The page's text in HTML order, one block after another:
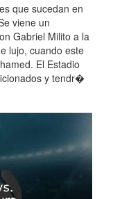
que sucedan en
viene un
Gabriel Milito a la
lujo, cuando este
El Estadio
y tendr�